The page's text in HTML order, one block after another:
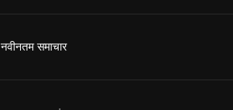
नवीनतम समाचार